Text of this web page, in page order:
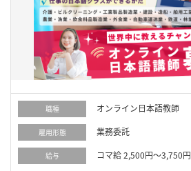
職種 オンライン日本語教師
雇用形態 業務委託
給与 コマ給 2,500円～3,750円